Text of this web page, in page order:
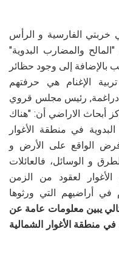
خربتي الفارسية و الرأس
والمضارب البدوية"
إلى وجود حظائر
الإغنام هي حرفتهم
دراغمة, رئيس مجلس قروي
أبحاث الاراضي أن: "هناك
في منطقة الأغوار
فرض الواقع على الأرض و
و الوسائل، فالعائلات
لعقود من الزمن
في أراضيهم التي ورثوها
يبين معلومات عامة عن
في منطقة الأغوار الشمالية